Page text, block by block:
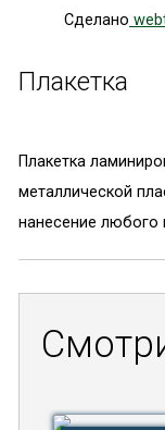
Сделано
Плакетка
Плакетка
металлической
нанесение любого